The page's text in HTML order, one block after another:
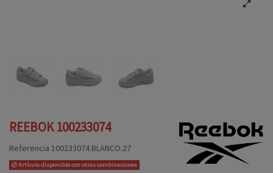
REEBOK 100233074
Referencia 100233074.BLANCO.27
Artículo disponible con otras combinaciones